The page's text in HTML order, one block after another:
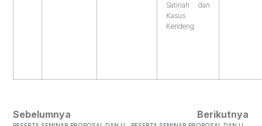
Satinah dan
Kasus
Kendeng
Sebelumnya Berikutnya